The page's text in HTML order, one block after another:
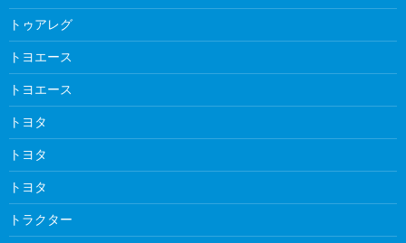
トゥアレグ
トヨエース
トヨエース
トヨタ
トヨタ
トヨタ
トラクター